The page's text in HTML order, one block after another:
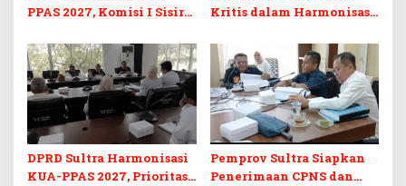
PPAS 2027, Komisi I Sisir
Berkelanjutan
Kritis dalam Harmonisasi
Perubahan APBD 2026
DPRD Sultra Harmonisasi
KUA-PPAS 2027, Prioritas
Pemprov Sultra Siapkan
Penerimaan CPNS dan